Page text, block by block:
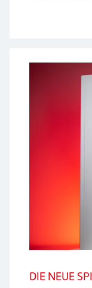
DIE NEUE